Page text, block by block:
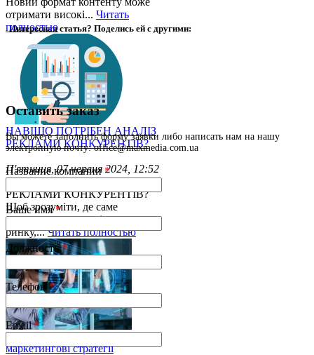
отримати високі... Читать
полностью
НАВІЩО ПОТРІБЕН АНАЛІЗ
РЕКЛАМИ КОНКУРЕНТІВ?
П'ятниця, 07 червня 2024, 12:52
НАВІЩО ПОТРІБЕН АНАЛІЗ
РЕКЛАМИ КОНКУРЕНТІВ?
Щоб зрозуміти, де саме
знаходиться ваше місце на
ринку,...Читать полностью
Віртуальна реальність та
маркетингові стратегії
Интересная статья? Поделись ей с другими:
Оставить заказ
Вы можете заполнить форму заявки либо написать нам на нашу
электронную почту: office@maxmedia.com.ua
Название компании *
Ваше имя*
Должность*
Телефон *
Email*